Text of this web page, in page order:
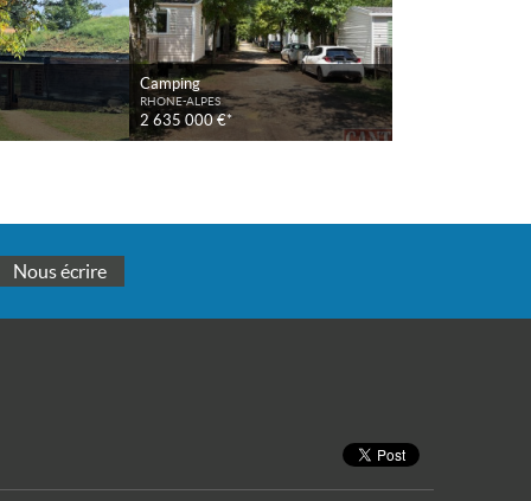
Camping
RHONE-ALPES
2 635 000 €*
Nous écrire